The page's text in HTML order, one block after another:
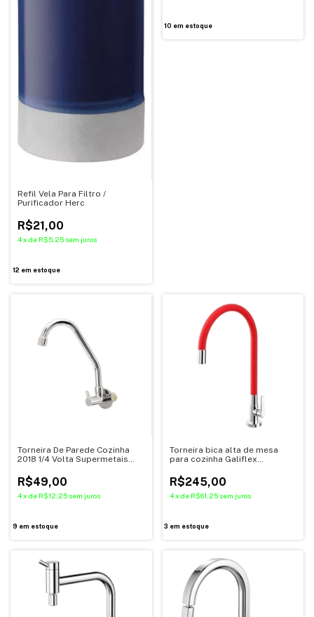
Refil Vela Para Filtro /
Purificador Herc
R$21,00
4x de R$5,25 sem juros
12 em estoque
10 em estoque
Torneira De Parede Cozinha
2018 1/4 Volta Supermetais
R$49,00
4x de R$12,25 sem juros
9 em estoque
Torneira bica alta de mesa
para cozinha Galiflex
R$245,00
4 x de R$61,25 sem juros
3 em estoque